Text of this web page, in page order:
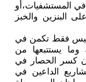
في المستشفيات،أو
البنزين والخبز
فقط تكمن في
يستتبعها من
كسر الحصار في
الداعين في